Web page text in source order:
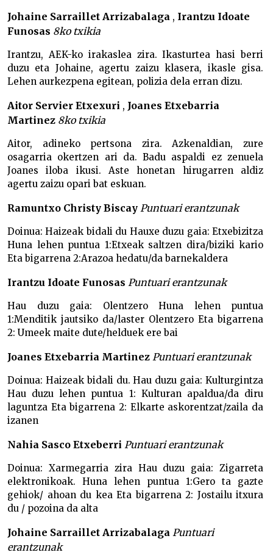
Johaine Sarraillet Arrizabalaga , Irantzu Idoate
Funosas 8ko txikia
Irantzu, AEK-ko irakaslea zira. Ikasturtea hasi berri
duzu eta Johaine, agertu zaizu klasera, ikasle gisa.
Lehen aurkezpena egitean, polizia dela erran dizu.
Aitor Servier Etxexuri , Joanes Etxebarria
Martinez 8ko txikia
Aitor, adineko pertsona zira. Azkenaldian, zure
osagarria okertzen ari da. Badu aspaldi ez zenuela
Joanes iloba ikusi. Aste honetan hirugarren aldiz
agertu zaizu opari bat eskuan.
Ramuntxo Christy Biscay Puntuari erantzunak
Doinua: Haizeak bidali du Hauxe duzu gaia: Etxebizitza
Huna lehen puntua 1:Etxeak saltzen dira/biziki kario
Eta bigarrena 2:Arazoa hedatu/da barnekaldera
Irantzu Idoate Funosas Puntuari erantzunak
Hau duzu gaia: Olentzero Huna lehen puntua
1:Menditik jautsiko da/laster Olentzero Eta bigarrena
2: Umeek maite dute/helduek ere bai
Joanes Etxebarria Martinez Puntuari erantzunak
Doinua: Haizeak bidali du. Hau duzu gaia: Kulturgintza
Hau duzu lehen puntua 1: Kulturan apaldua/da diru
laguntza Eta bigarrena 2: Elkarte askorentzat/zaila da
izanen
Nahia Sasco Etxeberri Puntuari erantzunak
Doinua: Xarmegarria zira Hau duzu gaia: Zigarreta
elektronikoak. Huna lehen puntua 1:Gero ta gazte
gehiok/ ahoan du kea Eta bigarrena 2: Jostailu itxura
du / pozoina da alta
Johaine Sarraillet Arrizabalaga Puntuari
erantzunak